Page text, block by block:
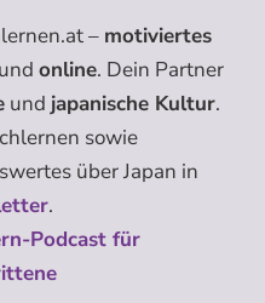
– motiviertes
und online. Dein Partner
und japanische Kultur.
sowie
über Japan in
.
Podcast für